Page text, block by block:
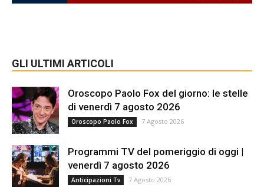
GLI ULTIMI ARTICOLI
Oroscopo Paolo Fox del giorno: le stelle
di venerdì 7 agosto 2026
Oroscopo Paolo Fox 7 Agosto 2026
Programmi TV del pomeriggio di oggi |
venerdì 7 agosto 2026
Anticipazioni Tv 7 Agosto 2026